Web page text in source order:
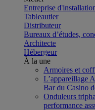
Entreprise
Tableautier
Distributeur
Bureaux d’études,
Architecte
Hébergeur
À la une
Armoires et
L’appareillage
Bar du Casino
Onduleurs
performance